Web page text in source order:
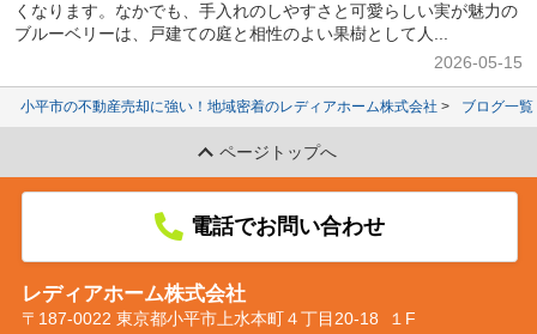
くなります。なかでも、手入れのしやすさと可愛らしい実が魅力の
ブルーベリーは、戸建ての庭と相性のよい果樹として人...
2026-05-15
小平市の不動産売却に強い！地域密着のレディアホーム株式会社 ブログ一覧
ページトップへ
電話でお問い合わせ
レディアホーム株式会社
〒187-0022 東京都小平市上水本町４丁目20-18 １F